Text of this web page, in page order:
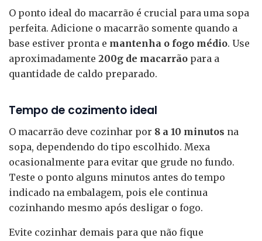
O ponto ideal do macarrão é crucial para uma sopa
perfeita. Adicione o macarrão somente quando a
base estiver pronta e mantenha o fogo médio. Use
aproximadamente 200g de macarrão para a
quantidade de caldo preparado.
Tempo de cozimento ideal
O macarrão deve cozinhar por 8 a 10 minutos na
sopa, dependendo do tipo escolhido. Mexa
ocasionalmente para evitar que grude no fundo.
Teste o ponto alguns minutos antes do tempo
indicado na embalagem, pois ele continua
cozinhando mesmo após desligar o fogo.
Evite cozinhar demais para que não fique